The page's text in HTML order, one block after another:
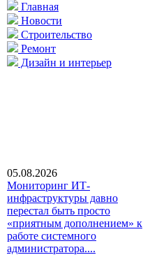
Главная
Новости
Строительство
Ремонт
Дизайн и интерьер
05.08.2026
Мониторинг ИТ-
инфраструктуры давно
перестал быть просто
«приятным дополнением» к
работе системного
администратора....